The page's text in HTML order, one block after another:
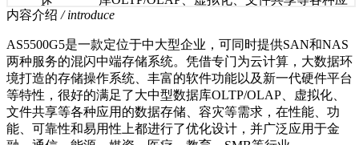
用的数据存储、容灾等需求，在性能、功
并广泛应用于金融、通信、能源、媒资、医
疗、教育、SMB等行业。
内容介绍 / introduce
AS5500G5是一款定位于中大型企业，可同时提供SAN和NAS
两种服务的混闪中端存储系统。凭借专门为云计算，大数据环
境打造的存储操作系统、丰富的软件功能以及新一代硬件平台
等特性，很好的满足了大中型数据库OLTP/OLAP、虚拟化、
文件共享等各种应用的数据存储、容灾等需求，在性能、功
能、可靠性和易用性上都进行了优化设计，并广泛应用于金